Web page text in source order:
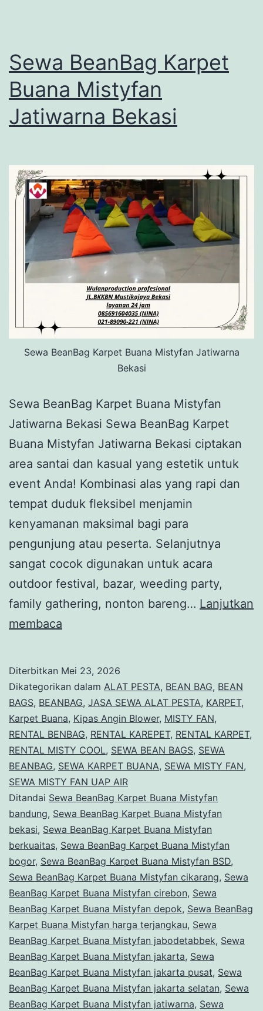
Sewa BeanBag Karpet
Buana Mistyfan
Jatiwarna Bekasi
Sewa BeanBag Karpet Buana Mistyfan Jatiwarna
Bekasi
Sewa BeanBag Karpet Buana Mistyfan
Jatiwarna Bekasi Sewa BeanBag Karpet
Buana Mistyfan Jatiwarna Bekasi ciptakan
area santai dan kasual yang estetik untuk
event Anda! Kombinasi alas yang rapi dan
tempat duduk fleksibel menjamin
kenyamanan maksimal bagi para
pengunjung atau peserta. Selanjutnya
sangat cocok digunakan untuk acara
outdoor festival, bazar, weeding party,
family gathering, nonton bareng… Lanjutkan
membaca
Buana
Mistyfan
Jatiwarna
Bekasi
Diterbitkan Mei 23, 2026
Dikategorikan dalam ALAT PESTA, BEAN BAG, BEAN
BAGS, BEANBAG, JASA SEWA ALAT PESTA, KARPET,
Karpet Buana, Kipas Angin Blower, MISTY FAN,
RENTAL BENBAG, RENTAL KAREPET, RENTAL KARPET,
RENTAL MISTY COOL, SEWA BEAN BAGS, SEWA
BEANBAG, SEWA KARPET BUANA, SEWA MISTY FAN,
SEWA MISTY FAN UAP AIR
Ditandai Sewa BeanBag Karpet Buana Mistyfan
bandung, Sewa BeanBag Karpet Buana Mistyfan
bekasi, Sewa BeanBag Karpet Buana Mistyfan
berkuaitas, Sewa BeanBag Karpet Buana Mistyfan
bogor, Sewa BeanBag Karpet Buana Mistyfan BSD,
Sewa BeanBag Karpet Buana Mistyfan cikarang, Sewa
BeanBag Karpet Buana Mistyfan cirebon, Sewa
BeanBag Karpet Buana Mistyfan depok, Sewa BeanBag
Karpet Buana Mistyfan harga terjangkau, Sewa
BeanBag Karpet Buana Mistyfan jabodetabbek, Sewa
BeanBag Karpet Buana Mistyfan jakarta, Sewa
BeanBag Karpet Buana Mistyfan jakarta pusat, Sewa
BeanBag Karpet Buana Mistyfan jakarta selatan, Sewa
BeanBag Karpet Buana Mistyfan jatiwarna, Sewa